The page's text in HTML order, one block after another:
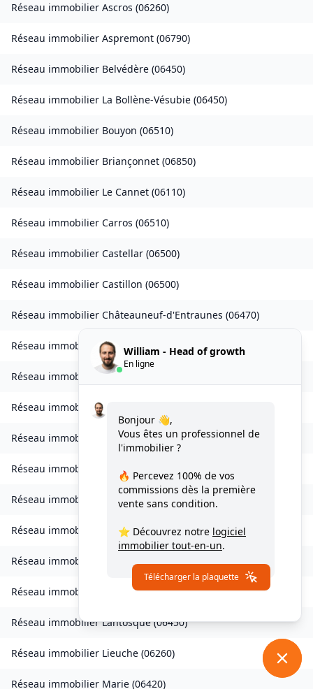
Réseau immobilier Ascros (06260)
Réseau immobilier Aspremont (06790)
Réseau immobilier Belvédère (06450)
Réseau immobilier La Bollène-Vésubie (06450)
Réseau immobilier Bouyon (06510)
Réseau immobilier Briançonnet (06850)
Réseau immobilier Le Cannet (06110)
Réseau immobilier Carros (06510)
Réseau immobilier Castellar (06500)
Réseau immobilier Castillon (06500)
Réseau immobilier Châteauneuf-d'Entraunes (06470)
Réseau immobilierCollongues 06910
Réseau immobilier Drap
Réseau immobilierEscragnolles
Réseau immobilier Gattières(06510
Réseau immobilier La Gaude
Réseau immobilier Gilette(06830)
Réseau immobilier Gorbio (06500)
Réseau immobilier Guillaumes(06470)
Réseau immobilier 06420)
Réseau immobilierLantosque(06450)
Réseau immobilier Lieuche (06260)
Réseau immobilier Marie (06420)
William - Head of growth
En ligne
Bonjour 👋,
Vous êtes un professionnel de
l'immobilier ?
🔥 Percevez 100% de vos
commissions dès la première
vente sans condition.
⭐ Découvrez notre logiciel
immobilier tout-en-un.
Télécharger la plaquette